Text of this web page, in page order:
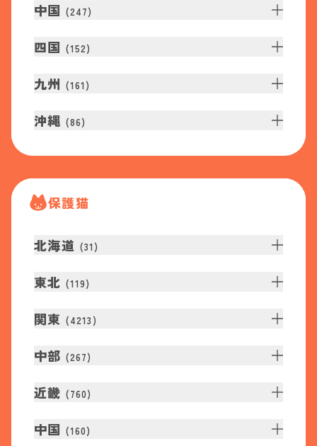
中国 (247)
四国 (152)
九州 (161 )
沖縄 (86)
保護猫
北海道 (31 )
東北 (119)
関東 (4213 )
中部 (267)
近畿 (760)
中国 (160)